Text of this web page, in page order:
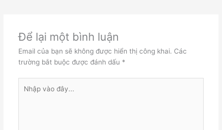
Để lại một bình luận
Email của bạn sẽ không được hiển thị công khai. Các
trường bắt buộc được đánh dấu *
vào